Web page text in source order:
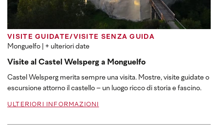
VISITE GUIDATE/VISITE SENZA GUIDA
Monguelfo | + ulteriori date
Visite al Castel Welsperg a Monguelfo
Castel Welsperg merita sempre una visita. Mostre, visite guidate o
escursione attorno il castello – un luogo ricco di storia e fascino.
ULTERIORI INFORMAZIONI